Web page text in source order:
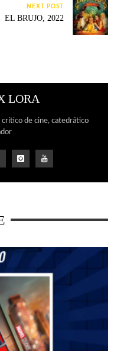
NEXT POST
EL BRUJO, 2022
LORA
crítico de cine, catedrático